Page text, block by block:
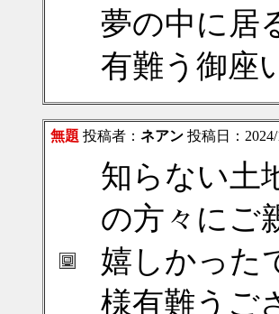
夢の中に居
有難う御座
無題 投稿者： ネアン 投稿日：2024/
知らない土
の方々にご
嬉しかった
様有難うご